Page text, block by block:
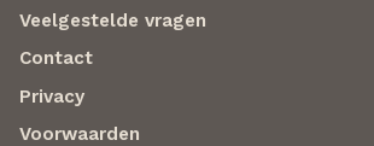
Veelgestelde vragen
Contact
Privacy
Voorwaarden